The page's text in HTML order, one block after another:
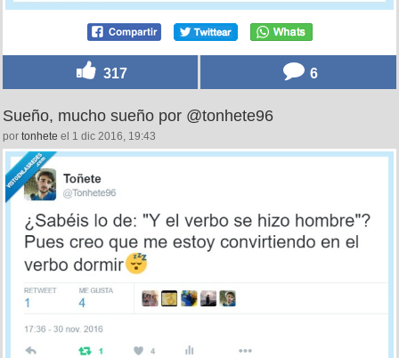
317 6
Sueño, mucho sueño por @tonhete96
por tonhete el 1 dic 2016, 19:43